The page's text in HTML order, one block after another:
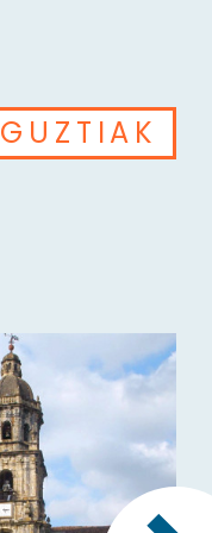
GUZTIAK